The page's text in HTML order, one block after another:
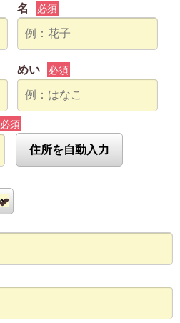
名 必須
めい 必須
必須
住所を自動入力